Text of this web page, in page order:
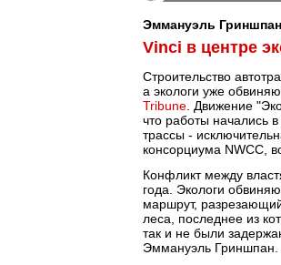
Эммануэль
Vinci в центре
Строительство
а экологи уже
Tribune . Движение
что работы начались
трассы -
консорциума NWCC,
Конфликт между
года. Экологи
маршрут,
леса, последнее из
так и не были
Эммануэль Гриншпан.